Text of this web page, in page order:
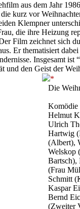
aus dem Jahr
kurz vor
Klempner
die ihre Heizung
Film zeichnet sich
Er thematisiert
Insgesamt ist
und den Geist der
Die
Komödie
Helmut
Ulrich
Hartwig
(Albert),
Welskop
Bartsch),
(Frau
Schmitt
Kaspar
Bernd
(Zweiter